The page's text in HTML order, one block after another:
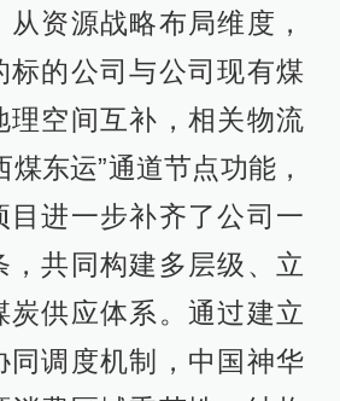
资源战略布局维度，
标的公司与公司现有煤
理空间互补，相关物流
煤东运”通道节点功能，
目进一步补齐了公司一
，共同构建多层级、立
炭供应体系。通过建立
同调度机制，中国神华